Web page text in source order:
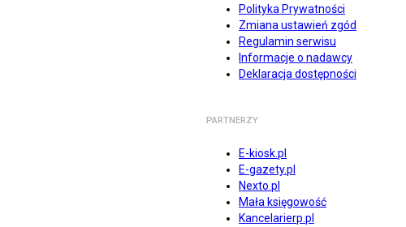
Polityka Prywatności
Zmiana ustawień zgód
Regulamin serwisu
Informacje o nadawcy
Deklaracja dostępności
PARTNERZY
E-kiosk.pl
E-gazety.pl
Nexto.pl
Mała księgowość
Kancelarierp.pl